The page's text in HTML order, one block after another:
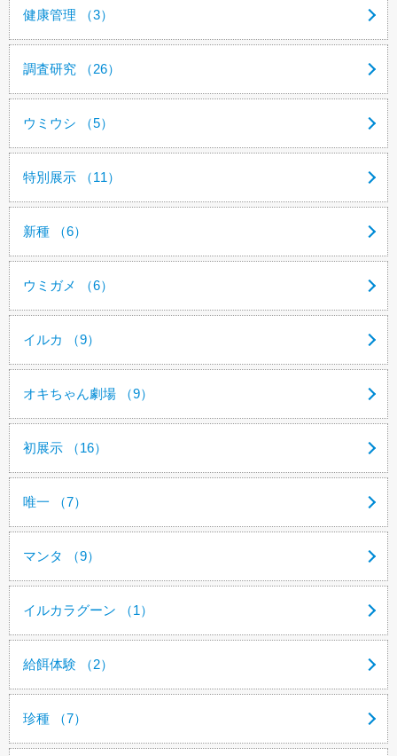
健康管理 （3）
調査研究 （26）
ウミウシ （5）
特別展示 （11）
新種 （6）
ウミガメ （6）
イルカ （9）
オキちゃん劇場 （9）
初展示 （16）
唯一 （7）
マンタ （9）
イルカラグーン （1）
給餌体験 （2）
珍種 （7）